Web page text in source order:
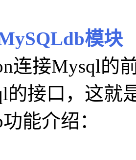
模块
连接Mysql的
的接口，这就
能介绍：